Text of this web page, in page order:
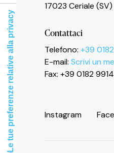
17023 Ceriale (SV)
Contattaci
Telefono:+39
E-mail:Scrivi un
Fax: +39 0182
Instagram Fac
Le tue preferenze relative alla privacy